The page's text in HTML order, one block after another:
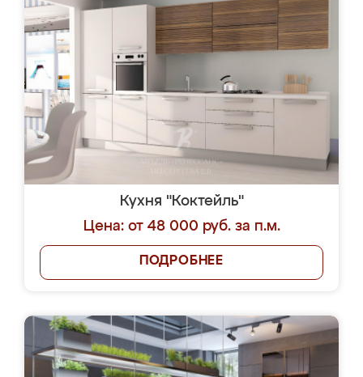
Кухня "Коктейль"
Цена: от 48 000 руб. за п.м.
ПОДРОБНЕЕ